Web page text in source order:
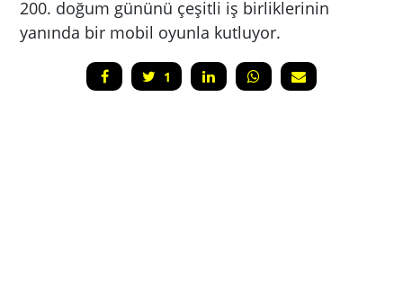
200. doğum gününü çeşitli iş birliklerinin
yanında bir mobil oyunla kutluyor.
1